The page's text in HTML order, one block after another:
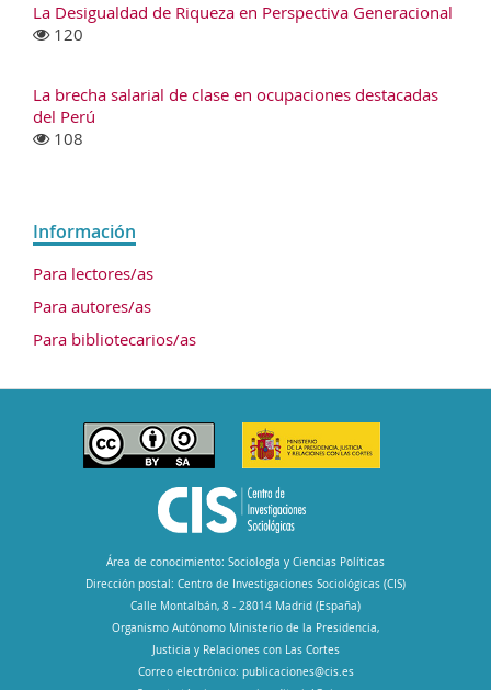
La Desigualdad de Riqueza en Perspectiva Generacional
120
La brecha salarial de clase en ocupaciones destacadas
del Perú
108
Información
Para lectores/as
Para autores/as
Para bibliotecarios/as
Área de conocimiento: Sociología y Ciencias Políticas
Dirección postal: Centro de Investigaciones Sociológicas (CIS)
Calle Montalbán, 8 - 28014 Madrid (España)
Organismo Autónomo Ministerio de la Presidencia,
Justicia y Relaciones con Las Cortes
Correo electrónico: publicaciones@cis.es